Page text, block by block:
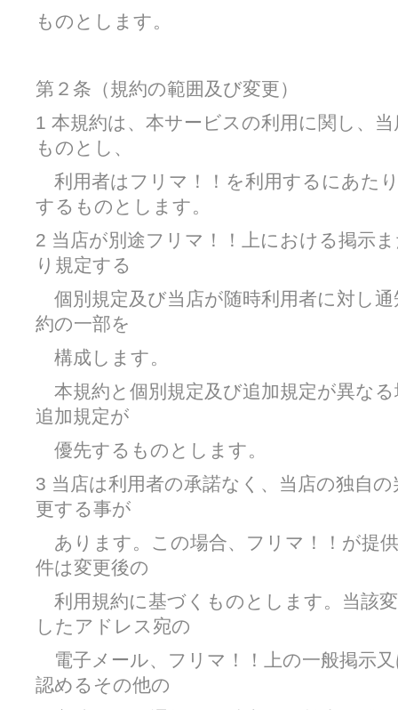
ものとします。
第２条（規約の範囲及び変更）
1 本規約は、本サービスの利用に関し、
ものとし、
利用者はフリマ！！を利用するにあた
するものとします。
2 当店が別途フリマ！！上における掲示
り規定する
個別規定及び当店が随時利用者に対し
約の一部を
構成します。
本規約と個別規定及び追加規定が異な
追加規定が
優先するものとします。
3 当店は利用者の承諾なく、当店の独自
更する事が
あります。この場合、フリマ！！が提
件は変更後の
利用規約に基づくものとします。当該
したアドレス宛の
電子メール、フリマ！！上の一般掲示
認めるその他の